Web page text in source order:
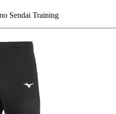
Sendai Training